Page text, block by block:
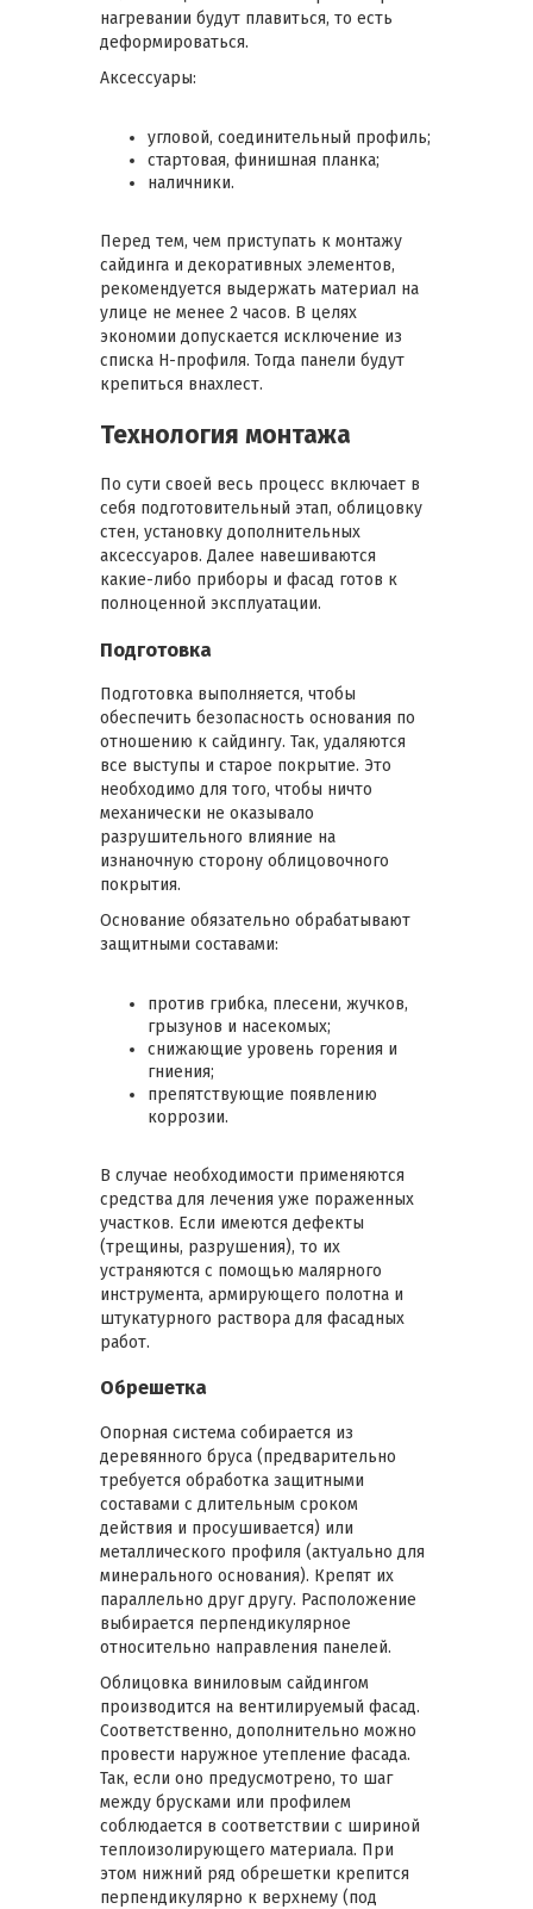
нагревании будут плавиться, то есть
деформироваться.
Аксессуары:
угловой, соединительный профиль;
стартовая, финишная планка;
наличники.
Перед тем, чем приступать к монтажу
сайдинга и декоративных элементов,
рекомендуется выдержать материал на
улице не менее 2 часов. В целях
экономии допускается исключение из
списка Н-профиля. Тогда панели будут
крепиться внахлест.
Технология монтажа
По сути своей весь процесс включает в
себя подготовительный этап, облицовку
стен, установку дополнительных
аксессуаров. Далее навешиваются
какие-либо приборы и фасад готов к
полноценной эксплуатации.
Подготовка
Подготовка выполняется, чтобы
обеспечить безопасность основания по
отношению к сайдингу. Так, удаляются
все выступы и старое покрытие. Это
необходимо для того, чтобы ничто
механически не оказывало
разрушительного влияние на
изнаночную сторону облицовочного
покрытия.
Основание обязательно обрабатывают
защитными составами:
против грибка, плесени, жучков,
грызунов и насекомых;
снижающие уровень горения и
гниения;
препятствующие появлению
коррозии.
В случае необходимости применяются
средства для лечения уже пораженных
участков. Если имеются дефекты
(трещины, разрушения), то их
устраняются с помощью малярного
инструмента, армирующего полотна и
штукатурного раствора для фасадных
работ.
Обрешетка
Опорная система собирается из
деревянного бруса (предварительно
требуется обработка защитными
составами с длительным сроком
действия и просушивается) или
металлического профиля (актуально для
минерального основания). Крепят их
параллельно друг другу. Расположение
выбирается перпендикулярное
относительно направления панелей.
Облицовка виниловым сайдингом
производится на вентилируемый фасад.
Соответственно, дополнительно можно
провести наружное утепление фасада.
Так, если оно предусмотрено, то шаг
между брусками или профилем
соблюдается в соответствии с шириной
теплоизолирующего материала. При
этом нижний ряд обрешетки крепится
перпендикулярно к верхнему (под